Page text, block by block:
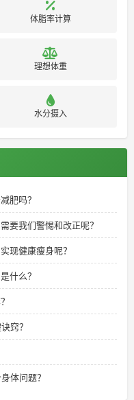
体脂率计算
理想体重
水分摄入
肥吗？
要我们警惕和改正呢？
现健康瘦身呢？
什么？
窍？
体问题？